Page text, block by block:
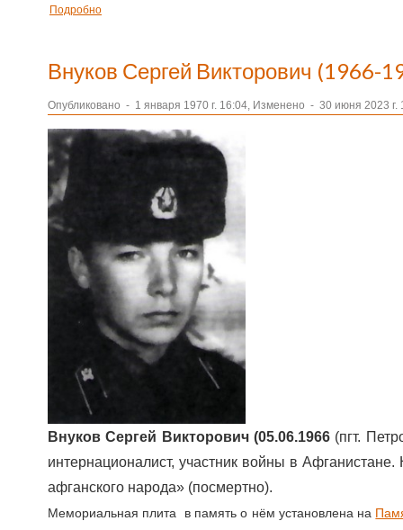
Подробно
Внуков Сергей Викторович (1966-
Опубликовано - 1 января 1970 г. 16:04, Изменено - 30 июня 2023 г.
Внуков Сергей Викторович (05.06.1966 (пгт.
интернационалист, участник войны в
афганского народа» (посмертно).
Мемориальная плита в память о нём установлена на